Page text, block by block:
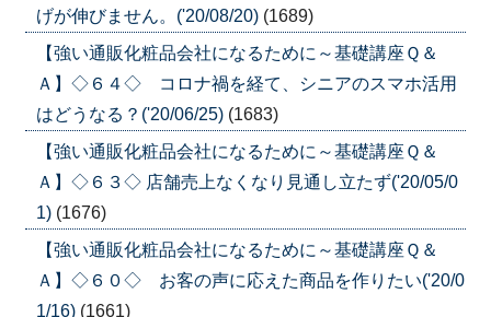
げが伸びません。('20/08/20) (1689)
【強い通販化粧品会社になるために～基礎講座Ｑ＆
Ａ】◇６４◇ コロナ禍を経て、シニアのスマホ活用
はどうなる？('20/06/25) (1683)
【強い通販化粧品会社になるために～基礎講座Ｑ＆
Ａ】◇６３◇ 店舗売上なくなり見通し立たず('20/05/0
1) (1676)
【強い通販化粧品会社になるために～基礎講座Ｑ＆
Ａ】◇６０◇ お客の声に応えた商品を作りたい('20/0
1/16) (1661)